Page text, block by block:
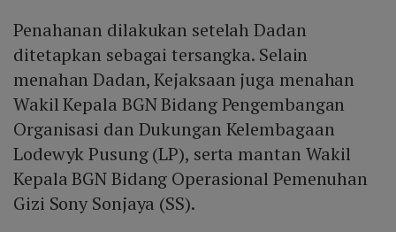
Penahanan dilakukan setelah Dadan
ditetapkan sebagai tersangka. Selain
menahan Dadan, Kejaksaan juga menahan
Wakil Kepala BGN Bidang Pengembangan
Organisasi dan Dukungan Kelembagaan
Lodewyk Pusung (LP), serta mantan Wakil
Kepala BGN Bidang Operasional Pemenuhan
Gizi Sony Sonjaya (SS).